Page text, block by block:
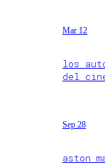
Mar 12
los
del
Sep 28
aston